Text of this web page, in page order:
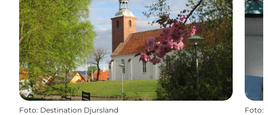
Foto: Destination Djursland Foto: